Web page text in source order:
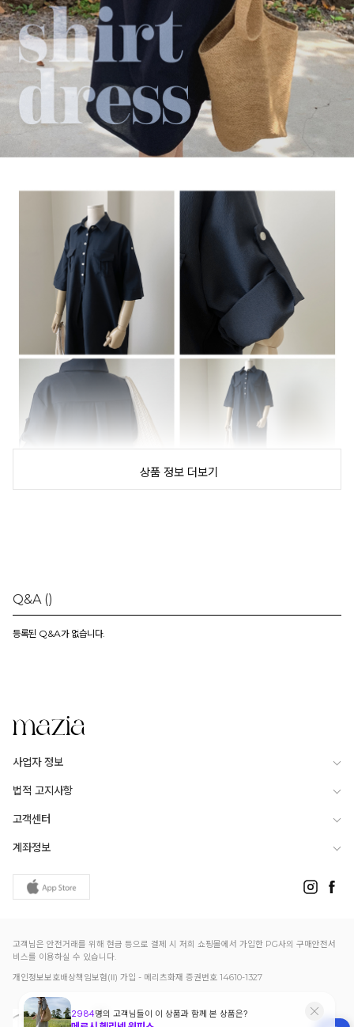
상품 정보 더보기
Q&A ()
등록된 Q&A가 없습니다.
사업자 정보
법적 고지사항
고객센터
계좌정보
고객님은 안전거래를 위해 현금 등으로 결제 시 저희 쇼핑몰에서 가입한 PG사의 구매안전서
비스를 이용하실 수 있습니다.
개인정보보호배상책임보험(Ⅱ) 가입 - 메리츠화재 증권번호 14610-1327